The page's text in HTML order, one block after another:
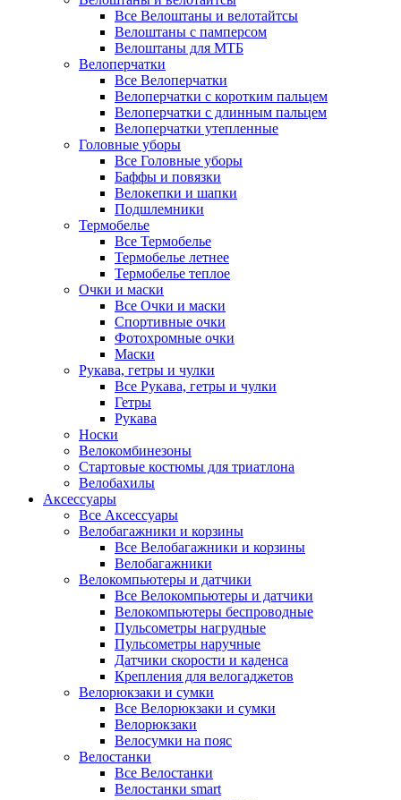
Все Велоштаны и велотайтсы
Велоштаны с памперсом
Велоштаны для МТБ
Велоперчатки
Все Велоперчатки
Велоперчатки с коротким пальцем
Велоперчатки с длинным пальцем
Велоперчатки утепленные
Головные уборы
Все Головные уборы
Баффы и повязки
Велокепки и шапки
Подшлемники
Термобелье
Все Термобелье
Термобелье летнее
Термобелье теплое
Очки и маски
Все Очки и маски
Спортивные очки
Фотохромные очки
Маски
Рукава, гетры и чулки
Все Рукава, гетры и чулки
Гетры
Рукава
Носки
Велокомбинезоны
Стартовые костюмы для триатлона
Велобахилы
Аксессуары
Все Аксессуары
Велобагажники и корзины
Все Велобагажники и корзины
Велобагажники
Велокомпьютеры и датчики
Все Велокомпьютеры и датчики
Велокомпьютеры беспроводные
Пульсометры нагрудные
Пульсометры наручные
Датчики скорости и каденса
Крепления для велогаджетов
Велорюкзаки и сумки
Все Велорюкзаки и сумки
Велорюкзаки
Велосумки на пояс
Велостанки
Все Велостанки
Велостанки smart